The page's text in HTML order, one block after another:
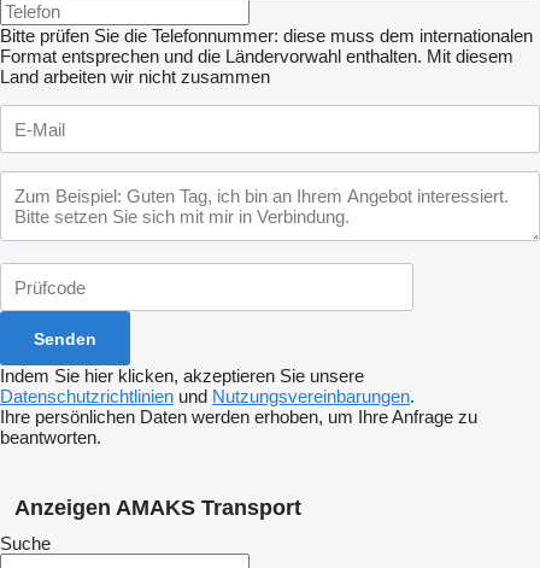
Bitte prüfen Sie die Telefonnummer: diese muss dem internationalen
Format entsprechen und die Ländervorwahl enthalten. Mit diesem
Land arbeiten wir nicht zusammen
Indem Sie hier klicken, akzeptieren Sie unsere
Datenschutzrichtlinien und Nutzungsvereinbarungen.
Ihre persönlichen Daten werden erhoben, um Ihre Anfrage zu
beantworten.
Anzeigen AMAKS Transport
Suche